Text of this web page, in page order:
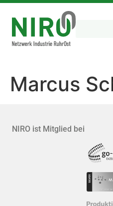
Marcus
NIRO ist Mitglied bei